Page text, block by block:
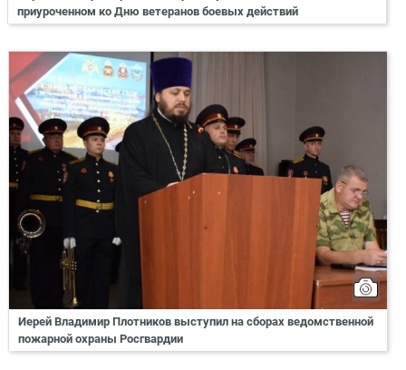
приуроченном ко Дню ветеранов боевых действий
Иерей Владимир Плотников выступил на сборах ведомственной
пожарной охраны Росгвардии